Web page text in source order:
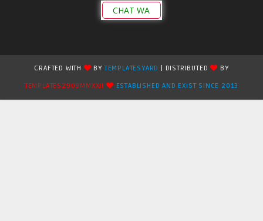
CHAT WA
CRAFTED WITH BYTEMPLATESYARD | DISTRIBUTED
BY
TEMPLATES2909MMXXII
ESTABLISHED AND EXIST SINCE 2013